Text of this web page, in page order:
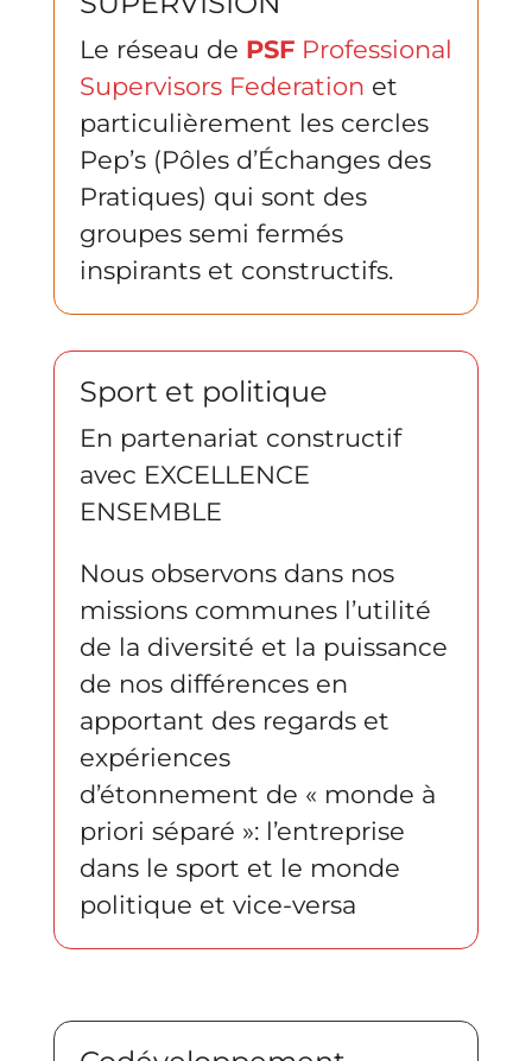
Le réseau de PSFProfessional
Supervisors Federation et
particulièrement les cercles
Pep’s (Pôles d’Échanges des
Pratiques) qui sont des
groupes semi fermés
inspirants et constructifs.
Sport et politique
En partenariat constructif
avec EXCELLENCE
ENSEMBLE
Nous observons dans nos
missions communes l’utilité
de la diversité et la puissance
de nos différences en
apportant des regards et
expériences
d’étonnement de « monde à
priori séparé »: l’entreprise
dans le sport et le monde
politique et vice-versa